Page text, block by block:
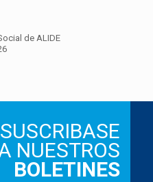
de ALIDE
SUSCRIBASE
NUESTROS
BOLETINES